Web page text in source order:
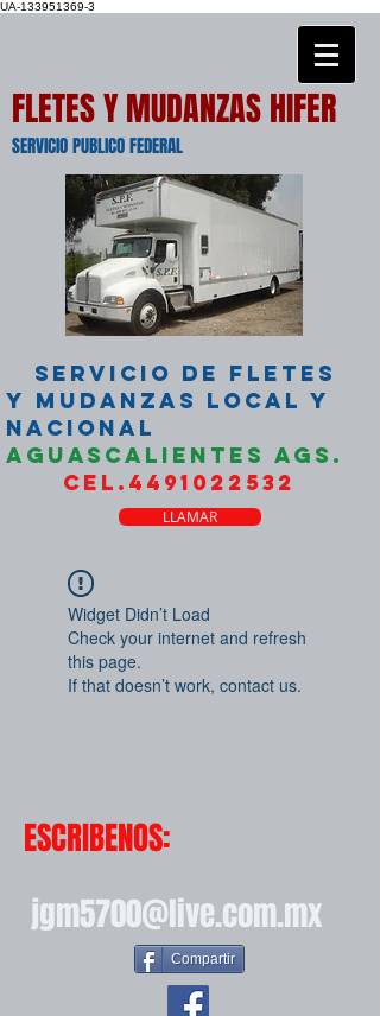
UA-133951369-3
FLETES Y MUDANZAS HIFER
SERVICIO PUBLICO FEDERAL
SERVICIO DE FLETES
Y MUDANZAS LOCAL Y
NACIONAL
AGUASCALIENTES AGS.
CEL.4491022532
LLAMAR
Widget Didn’t Load
Check your internet and refresh
this page.
If that doesn’t work, contact us.
ESCRIBENOS:
jgm5700@live.com.mx
Compartir